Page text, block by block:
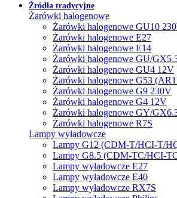
Źródła tradycyjne
Żarówki halogenowe
Żarówki halogenowe GU10
Żarówki halogenowe E27
Żarówki halogenowe E14
Żarówki halogenowe GU/
Żarówki halogenowe GU4 12V
Żarówki halogenowe G53
Żarówki halogenowe G9 230V
Żarówki halogenowe G4 12V
Żarówki halogenowe GY/
Żarówki halogenowe R7S
Lampy wyładowcze
Lampy G12 (CDM-T/HCI-T/
Lampy G8.5 (CDM-TC/HCI-
Lampy wyładowcze E27
Lampy wyładowcze E40
Lampy wyładowcze RX7S